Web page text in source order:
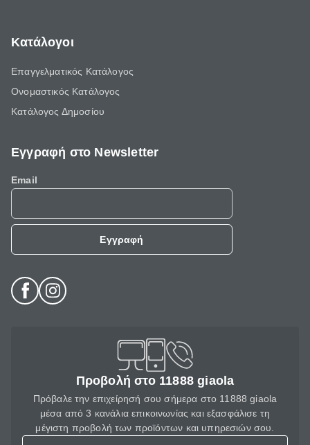
Κατάλογοι
Επαγγελματικός Κατάλογος
Ονομαστικός Κατάλογος
Κατάλογος Δημοσίου
Εγγραφή στο Newsletter
Email
Εγγραφή
Προβολή στο 11888 giaola
Πρόβαλε την επιχείρησή σου σήμερα στο 11888 giaola
μέσα από 3 κανάλια επικοινωνίας και εξασφάλισε τη
μέγιστη προβολή των προϊόντων και υπηρεσιών σου.